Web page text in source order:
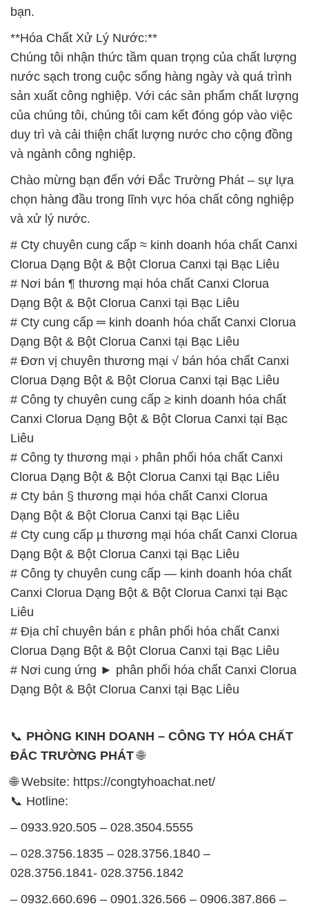
sản xuất công nghiệp. Với các sản phẩm chất lượng
của chúng tôi, chúng tôi cam kết đóng góp vào việc
duy trì và cải thiện chất lượng nước cho cộng đồng
và ngành công nghiệp.
Chào mừng bạn đến với Đắc Trường Phát – sự lựa
chọn hàng đầu trong lĩnh vực hóa chất công nghiệp
và xử lý nước.
# Cty chuyên cung cấp ≈ kinh doanh hóa chất Canxi
Clorua Dạng Bột & Bột Clorua Canxi tại Bạc Liêu
# Nơi bán ¶ thương mại hóa chất Canxi Clorua
Dạng Bột & Bột Clorua Canxi tại Bạc Liêu
# Cty cung cấp ═ kinh doanh hóa chất Canxi Clorua
Dạng Bột & Bột Clorua Canxi tại Bạc Liêu
# Đơn vị chuyên thương mại √ bán hóa chất Canxi
Clorua Dạng Bột & Bột Clorua Canxi tại Bạc Liêu
# Công ty chuyên cung cấp ≥ kinh doanh hóa chất
Canxi Clorua Dạng Bột & Bột Clorua Canxi tại Bạc
Liêu
# Công ty thương mại › phân phối hóa chất Canxi
Clorua Dạng Bột & Bột Clorua Canxi tại Bạc Liêu
# Cty bán § thương mại hóa chất Canxi Clorua
Dạng Bột & Bột Clorua Canxi tại Bạc Liêu
# Cty cung cấp µ thương mại hóa chất Canxi Clorua
Dạng Bột & Bột Clorua Canxi tại Bạc Liêu
# Công ty chuyên cung cấp — kinh doanh hóa chất
Canxi Clorua Dạng Bột & Bột Clorua Canxi tại Bạc
Liêu
# Địa chỉ chuyên bán ε phân phối hóa chất Canxi
Clorua Dạng Bột & Bột Clorua Canxi tại Bạc Liêu
# Nơi cung ứng ► phân phối hóa chất Canxi Clorua
Dạng Bột & Bột Clorua Canxi tại Bạc Liêu
📞PHÒNG KINH DOANH – CÔNG TY HÓA CHẤT
ĐẮC TRƯỜNG PHÁT🌐
🌐 Website: https://congtyhoachat.net/
– 0933.920.505 – 028.3504.5555
028.3756.1841- 028.3756.1842
0902.765.866
📧 Email: hoachat@dactruongphat.vn